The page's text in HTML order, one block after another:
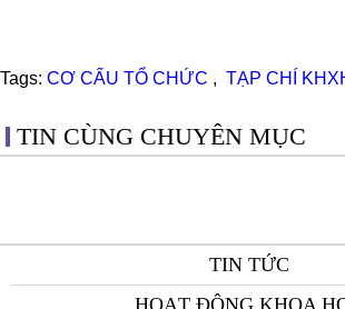
Tags: CƠ CẤU TỔ CHỨC , TẠP CHÍ
TIN CÙNG CHUYÊN MỤC
TIN TỨC
HOẠT ĐỘNG KHOA